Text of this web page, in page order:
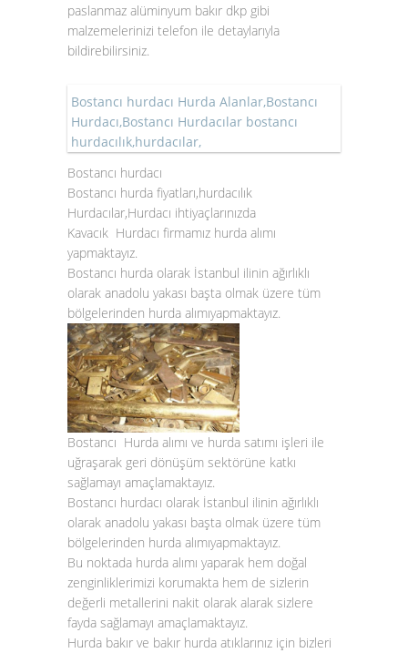
paslanmaz alüminyum bakır dkp gibi
malzemelerinizi telefon ile detaylarıyla
bildirebilirsiniz.
Bostancı hurdacı Hurda Alanlar,Bostancı
Hurdacı,Bostancı Hurdacılar bostancı
hurdacılık,hurdacılar,
Bostancı hurdacı
Bostancı hurda fiyatları,hurdacılık
Hurdacılar,Hurdacı ihtiyaçlarınızda
Kavacık Hurdacı firmamız hurda alımı
yapmaktayız.
Bostancı hurda olarak İstanbul ilinin ağırlıklı
olarak anadolu yakası başta olmak üzere tüm
bölgelerinden hurda alımıyapmaktayız.
Bostancı Hurda alımı ve hurda satımı işleri ile
uğraşarak geri dönüşüm sektörüne katkı
sağlamayı amaçlamaktayız.
Bostancı hurdacı olarak İstanbul ilinin ağırlıklı
olarak anadolu yakası başta olmak üzere tüm
bölgelerinden hurda alımıyapmaktayız.
Bu noktada hurda alımı yaparak hem doğal
zenginliklerimizi korumakta hem de sizlerin
değerli metallerini nakit olarak alarak sizlere
fayda sağlamayı amaçlamaktayız.
Hurda bakır ve bakır hurda atıklarınız için bizleri